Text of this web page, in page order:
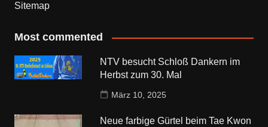
Sitemap
Most commented
NTV besucht Schloß Dankern im
Herbst zum 30. Mal
März 10, 2025
Neue farbige Gürtel beim Tae Kwon